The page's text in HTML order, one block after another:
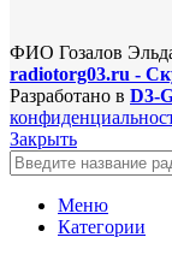
ФИО Гозалов
radiotorg03.ru -
Разработано в D3-
Закрыть
Меню
Категории